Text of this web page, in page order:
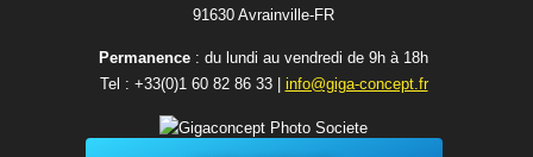
91630 Avrainvilleㅤ-ㅤFR
Permanence : du lundi au vendredi de 9h à 18h
Tel : +33(0)1 60 82 86 33| info@giga-concept.fr